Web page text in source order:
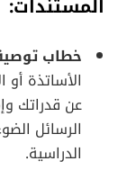
خطاب
الأساتذة
عن قدراتك
الرسائل
الدراسية.